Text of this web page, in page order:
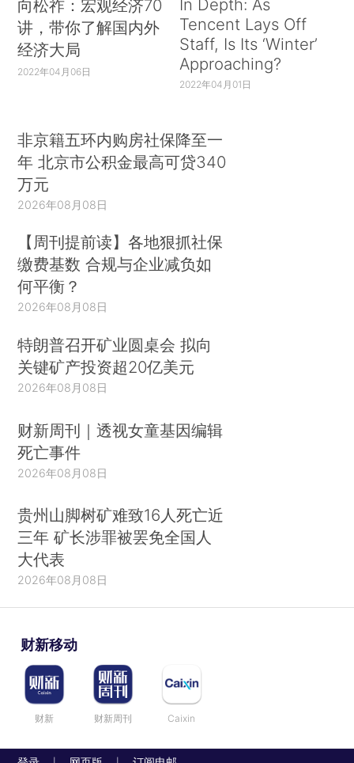
向松祚：宏观经济70
讲，带你了解国内外
经济大局
2022年04月06日
In Depth: As
Tencent Lays Off
Staff, Is Its ‘Winter’
Approaching?
2022年04月01日
非京籍五环内购房社保降至一
年 北京市公积金最高可贷340
万元
2026年08月08日
【周刊提前读】各地狠抓社保
缴费基数 合规与企业减负如
何平衡？
2026年08月08日
特朗普召开矿业圆桌会 拟向
关键矿产投资超20亿美元
2026年08月08日
财新周刊｜透视女童基因编辑
死亡事件
2026年08月08日
贵州山脚树矿难致16人死亡近
三年 矿长涉罪被罢免全国人
大代表
2026年08月08日
财新移动
财新 财新周刊 Caixin